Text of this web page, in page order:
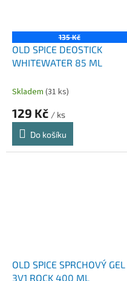
135 Kč
OLD SPICE DEOSTICK
WHITEWATER 85 ML
Skladem (31 ks)
129 Kč / ks
Do košíku
OLD SPICE SPRCHOVÝ GEL
3V1 ROCK 400 ML